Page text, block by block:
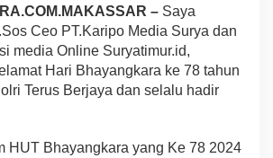
– Saya
Ceo PT.Karipo Media Surya dan
media Online Suryatimur.id,
Hari Bhayangkara ke 78 tahun
Terus Berjaya dan selalu hadir
HUT Bhayangkara yang Ke 78 2024